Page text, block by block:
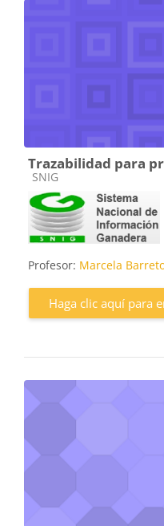
Trazabilidad para
Categoría de cursos
SNIG
Profesor: Marcela
Haga clic aquí para